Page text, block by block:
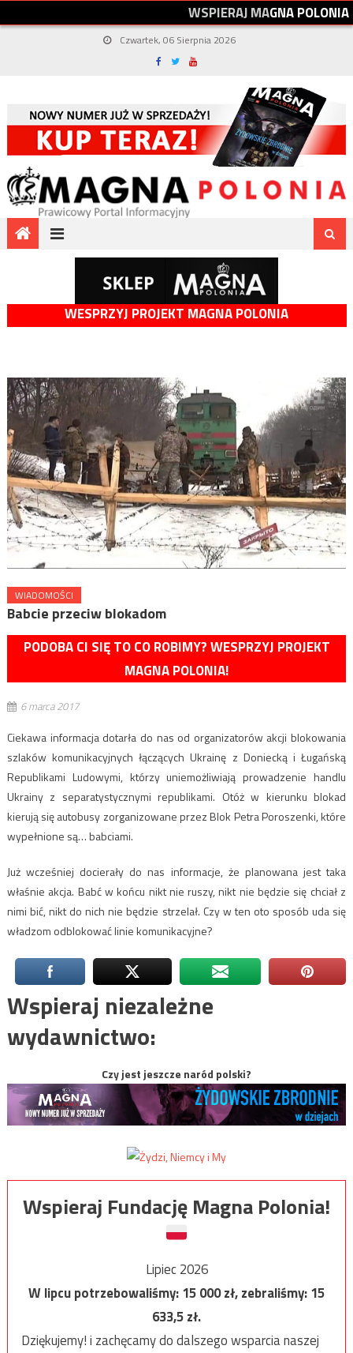
WSPIERAJMAGNAPOLONIA
Czwartek, 06 Sierpnia 2026
WESPRZYJ PROJEKT MAGNA POLONIA
WIADOMOŚCI
Babcie przeciw blokadom
PODOBA CI SIĘ TO CO ROBIMY? WESPRZYJ PROJEKT
MAGNA POLONIA!
6 marca 2017
Ciekawa informacja dotarła do nas od organizatorów akcji blokowania
szlaków komunikacyjnych łączących Ukrainę z Doniecką i Ługańską
Republikami Ludowymi, którzy uniemożliwiają prowadzenie handlu
Ukrainy z separatystycznymi republikami. Otóż w kierunku blokad
kierują się autobusy zorganizowane przez Blok Petra Poroszenki, które
wypełnione są… babciami.
Już wcześniej docierały do nas informacje, że planowana jest taka
właśnie akcja. Babć w końcu nikt nie ruszy, nikt nie będzie się chciał z
nimi bić, nikt do nich nie będzie strzelał. Czy w ten oto sposób uda się
władzom odblokować linie komunikacyjne?
Wspieraj niezależne
wydawnictwo:
Czy jest jeszcze naród polski?
Wspieraj Fundację Magna Polonia!
Lipiec 2026
W lipcu potrzebowaliśmy:15 000zł, zebraliśmy:15
633,5zł.
Dziękujemy! i zachęcamy do dalszego wsparcia naszej